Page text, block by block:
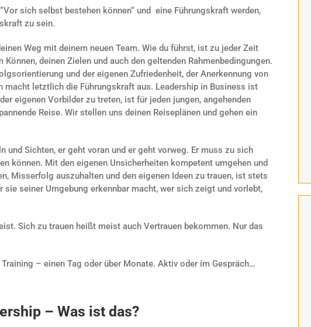
sich selbst bestehen können“ und eine Führungskraft werden,
zu sein.
Weg mit deinem neuen Team. Wie du führst, ist zu jeder Zeit
deinen Zielen und auch den geltenden Rahmenbedingungen.
und der eigenen Zufriedenheit, der Anerkennung von
macht letztlich die Führungskraft aus. Leadership in Business ist
eigenen Vorbilder zu treten, ist für jeden jungen, angehenden
Reise. Wir stellen uns deinen Reiseplänen und gehen ein
und Sichten, er geht voran und er geht vorweg. Er muss zu sich
können. Mit den eigenen Unsicherheiten kompetent umgehen und
Misserfolg auszuhalten und den eigenen Ideen zu trauen, ist stets
sie seiner Umgebung erkennbar macht, wer sich zeigt und vorlebt,
Sich zu trauen heißt meist auch Vertrauen bekommen. Nur das
– einen Tag oder über Monate. Aktiv oder im Gespräch…
– Was ist das?